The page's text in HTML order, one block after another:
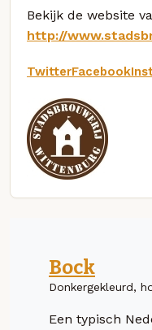
Bekijk de website
http://
TwitterFacebook
Bock
Donkergekleurd,
Een typisch